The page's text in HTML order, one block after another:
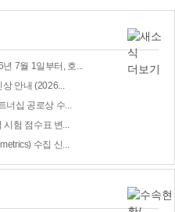
7월 1일부터, 호...
상 안내 (2026...
너십 공로상 수...
시험 점수표 변...
수집 신...